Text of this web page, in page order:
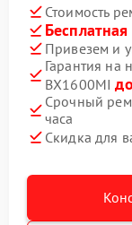
Стоимость
Привезем и
Гарантия на
BX1600MI
Срочный
часа
Скидка для